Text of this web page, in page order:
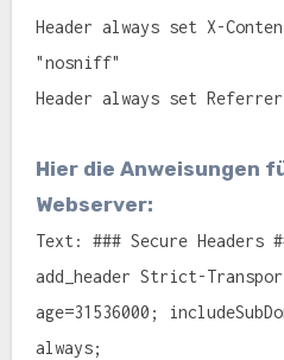
Header always set X-
"nosniff"
Header always set
Hier die Anweisungen
Webserver:
Text: ### Secure Headers
add_header Strict-
age=31536000;
always;